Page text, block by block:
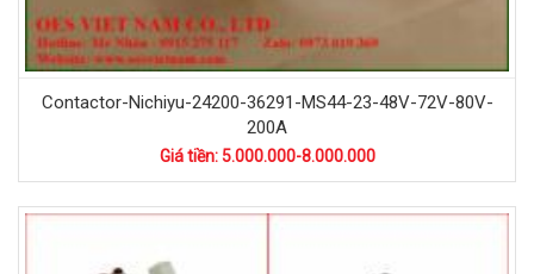
Contactor-Nichiyu-24200-36291-MS44-23-48V-72V-80V-
200A
Giá tiền: 5.000.000-8.000.000